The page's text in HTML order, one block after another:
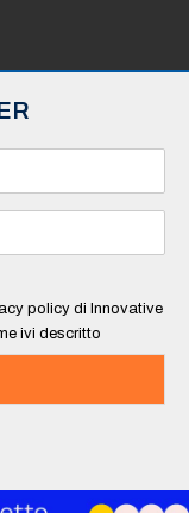
policy di Innovative
ivi descritto